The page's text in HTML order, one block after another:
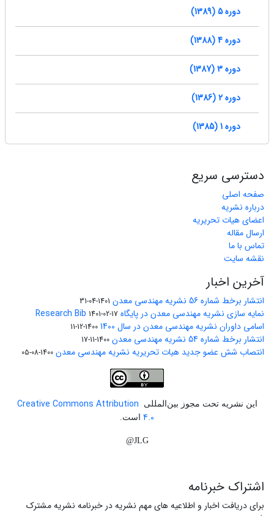
دوره 5 (1389)
دوره 4 (1388)
دوره 3 (1387)
دوره 2 (1386)
دوره 1 (1385)
دسترسی سریع
صفحه اصلی
درباره نشریه
اعضای هیات تحریریه
ارسال مقاله
تماس با ما
نقشه سایت
آخرین اخبار
انتشار برخط شماره 56 نشریه مهندسی معدن 1401-04-31
نمایه سازی نشریه مهندسی معدن در پایگاه Research Bib 1401-02-17
اسامی داوران نشریه مهندسی معدن در سال 1400 1400-12-11
انتشار برخط شماره 54 نشریه مهندسی معدن 1400-11-17
انتصاب شش عضو جدید هیات تحریریه نشریه مهندسی معدن 1400-08-05
این نشریه تحت مجوز بین‌المللی
Creative Commons Attribution
4.0 است.
JLG@
اشتراک خبرنامه
برای دریافت اخبار و اطلاعیه های مهم نشریه در خبرنامه نشریه مشترک